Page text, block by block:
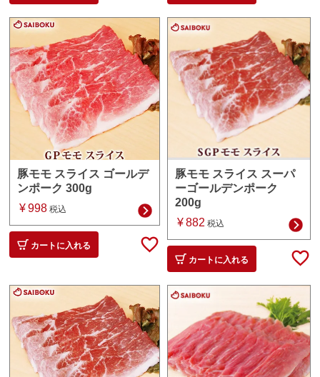
豚モモ スライス ゴールデ
ンポーク 300g
¥ 998 税込
カートに入れる
豚モモ スライス スーパ
ーゴールデンポーク
200g
¥882 税込
カートに入れる